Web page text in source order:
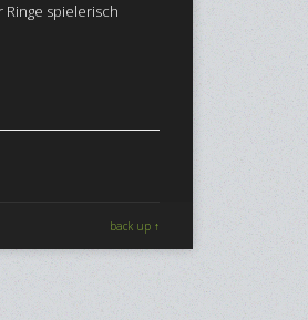
spielerisch
back up ↑